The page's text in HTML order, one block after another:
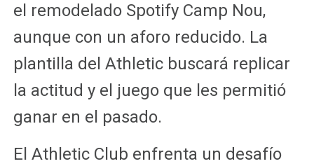
el remodelado Spotify Camp Nou,
aunque con un aforo reducido. La
plantilla del Athletic buscará replicar
la actitud y el juego que les permitió
ganar en el pasado.
El Athletic Club enfrenta un desafío